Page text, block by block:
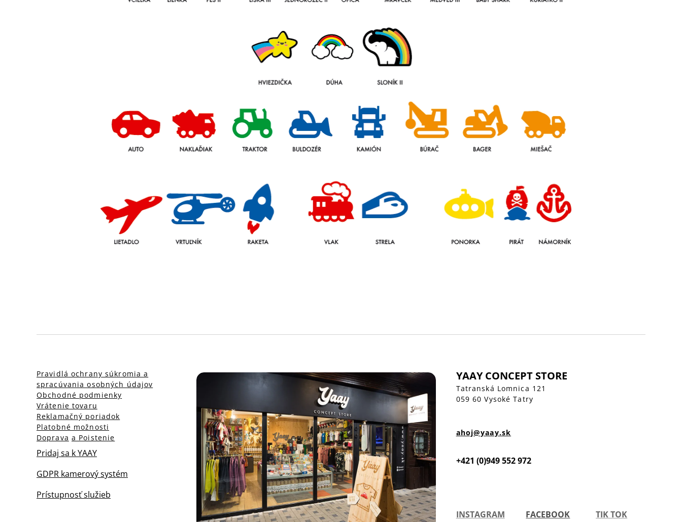
Pravidlá ochrany súkromia a
spracúvania osobných údajov
Obchodné podmienky
Vrátenie tovaru
Reklamačný poriadok
Platobné možnosti
Doprava a Poistenie
Pridaj sa k YAAY
GDPR kamerový systém
Prístupnosť služieb
YAAY CONCEPT STORE
Tatranská Lomnica 121
059 60 Vysoké Tatry
ahoj@yaay.sk
+421 (0)949 552 972
INSTAGRAM FACEBOOK TIK TOK